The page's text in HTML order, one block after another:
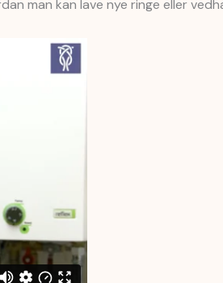
man kan lave nye ringe eller